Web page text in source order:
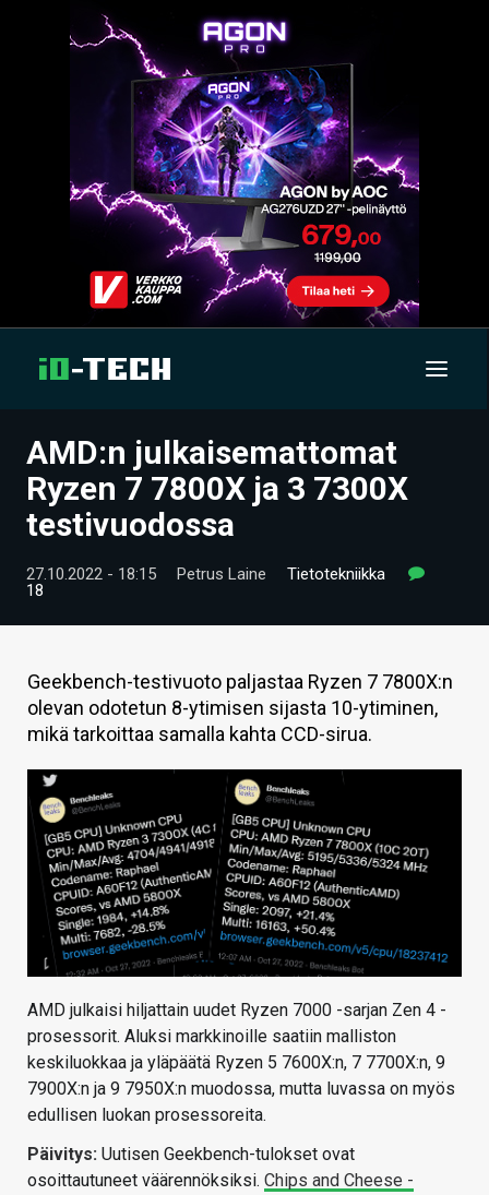
UUTISET
ARTIKKELIT
VIDEOT
HINTA.FI
KAUPPA
VAIHDA TEEMA
HAKU
AMD:n julkaisemattomat
Ryzen 7 7800X ja 3 7300X
testivuodossa
27.10.2022 - 18:15 Petrus Laine
Tietotekniikka
18
Geekbench-testivuoto paljastaa Ryzen 7 7800X:n
olevan odotetun 8-ytimisen sijasta 10-ytiminen,
mikä tarkoittaa samalla kahta CCD-sirua.
AMD julkaisi hiljattain uudet Ryzen 7000 -sarjan Zen 4 -
prosessorit. Aluksi markkinoille saatiin malliston
keskiluokkaa ja yläpäätä Ryzen 5 7600X:n, 7 7700X:n, 9
7900X:n ja 9 7950X:n muodossa, mutta luvassa on myös
edullisen luokan prosessoreita.
Päivitys: Uutisen Geekbench-tulokset ovat
osoittautuneet väärennöksiksi. Chips and Cheese -